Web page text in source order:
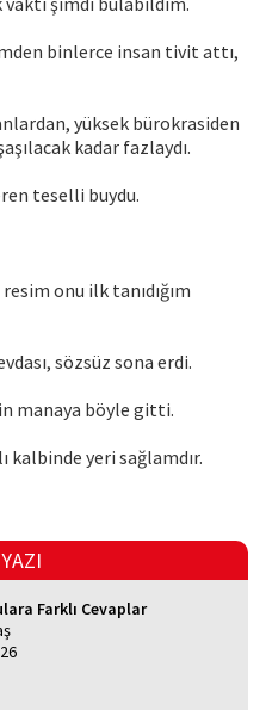
binlerce insan tivit attı,
yüksek bürokrasiden
kadar fazlaydı.
teselli buydu.
onu ilk tanıdığım
sözsüz sona erdi.
manaya böyle gitti.
yeri sağlamdır.
Farklı Cevaplar